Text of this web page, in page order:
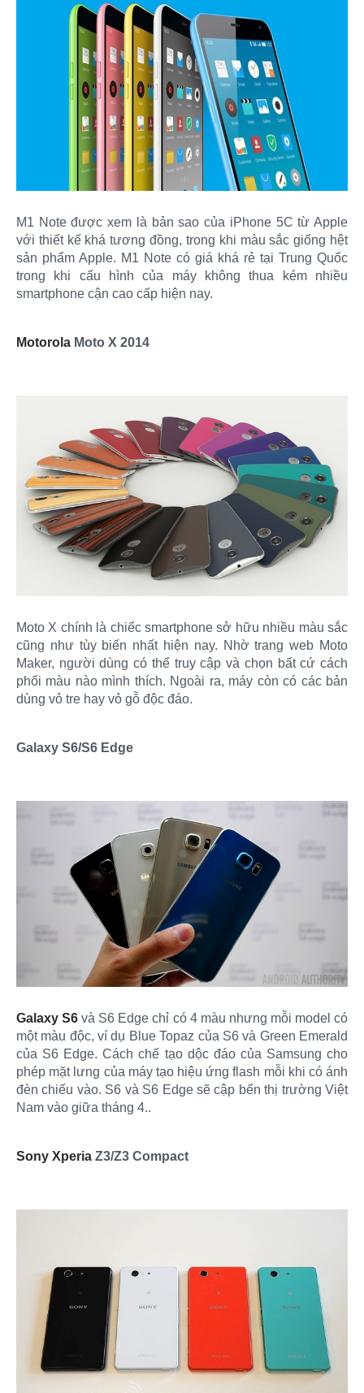
M1 Note được xem là bản sao của iPhone 5C từ Apple
với thiết kế khá tương đồng, trong khi màu sắc giống hệt
sản phẩm Apple. M1 Note có giá khá rẻ tại Trung Quốc
trong khi cấu hình của máy không thua kém nhiều
smartphone cận cao cấp hiện nay.
Motorola Moto X 2014
Moto X chính là chiếc smartphone sở hữu nhiều màu sắc
cũng như tùy biến nhất hiện nay. Nhờ trang web Moto
Maker, người dùng có thể truy cập và chọn bất cứ cách
phối màu nào mình thích. Ngoài ra, máy còn có các bản
dùng vỏ tre hay vỏ gỗ độc đáo.
Galaxy S6/S6 Edge
Galaxy S6 và S6 Edge chỉ có 4 màu nhưng mỗi model có
một màu độc, ví dụ Blue Topaz của S6 và Green Emerald
của S6 Edge. Cách chế tạo dộc đáo của Samsung cho
phép mặt lưng của máy tạo hiệu ứng flash mỗi khi có ánh
đèn chiếu vào. S6 và S6 Edge sẽ cập bến thị trường Việt
Nam vào giữa tháng 4..
Sony Xperia Z3/Z3 Compact